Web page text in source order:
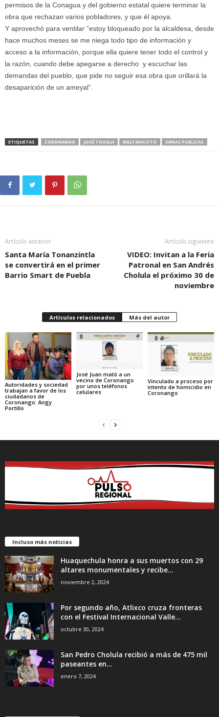
permisos de la Conagua y del gobierno estatal quiere terminar la
obra que rechazan varios pobladores, y que él apoya.
Y aprovechó para ventilar “estoy bloqueado por la alcaldesa, desde
hace muchos meses se me niega todo tipo de información y
acceso a la información, porque ella quiere tener todo el control y
la razón, cuando debe apegarse a derecho y escuchar las
demandas del pueblo, que pide no seguir esa obra que orillará la
desaparición de un ameyal”.
ETIQUETAS CORONANGO JOSÉ TOXQUI MELY MACOTO OBRAS PUBLICAS
Artículo anterior
Santa María Tonanzintla
se convertirá en el primer
Barrio Smart de Puebla
Artículo siguiente
VIDEO: Invitan a la Feria
Patronal en San Andrés
Cholula el próximo 30 de
noviembre
Artículos relacionados Más del autor
Autoridades y sociedad
trabajan a favor de los
ciudadanos de
Coronango: Angy
Portillo
José Juan mató a un
vecino de Coronango
por unos teléfonos
celulares
Vinculado a proceso por
intento de homicidio en
Coronango
Incluso más noticias
Huaquechula honra a sus muertos con 29
altares monumentales y recibe...
noviembre 2, 2024
Por segundo año, Atlixco cruza fronteras
con el Festival Internacional Valle...
octubre 30, 2024
San Pedro Cholula recibió a más de 475 mil
paseantes en...
enero 7, 2024